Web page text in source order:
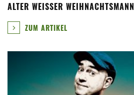
ALTER WEISSER WEIHNACHTSMANN
ZUM ARTIKEL